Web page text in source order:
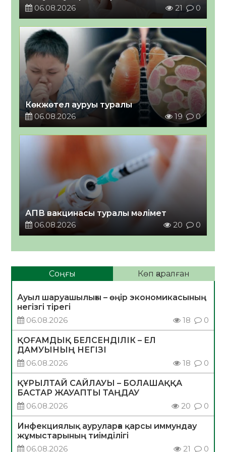
06.08.2026
21 0
Көкжөтел ауруы туралы
06.08.2026
19 0
АПВ вакцинасы туралы мәлімет
06.08.2026
20 0
Соңғы Көп қаралған
Ауыл шаруашылығы – өңір экономикасының
негізгі тірегі
06.08.2026
18 0
ҚОҒАМДЫҚ БЕЛСЕНДІЛІК – ЕЛ
ДАМУЫНЫҢ НЕГІЗІ
06.08.2026
18 0
ҚҰРЫЛТАЙ САЙЛАУЫ – БОЛАШАҚҚА
БАСТАР ЖАУАПТЫ ТАҢДАУ
06.08.2026
20 0
Инфекциялық ауруларға қарсы иммундау
жұмыстарының тиімділігі
06.08.2026
21 0